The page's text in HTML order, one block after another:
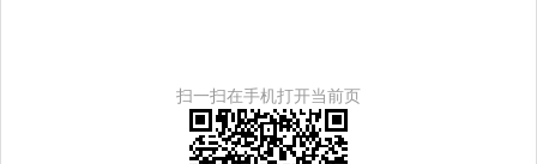
扫一扫在手机打开当前页